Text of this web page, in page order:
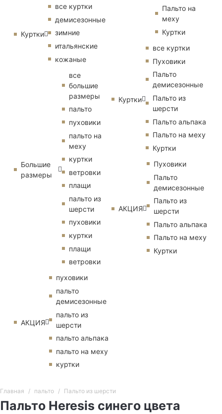
Куртки
все куртки
демисезонные
зимние
итальянские
кожаные
Большие
размеры
все
большие
размеры
пальто
пуховики
пальто на
меху
куртки
ветровки
плащи
пальто из
шерсти
пуховики
куртки
плащи
ветровки
АКЦИЯ
пуховики
пальто
демисезонные
пальто из
шерсти
пальто альпака
пальто на меху
куртки
Пальто на
меху
Куртки
Куртки
все куртки
Пуховики
Пальто
демисезонные
Пальто из
шерсти
Пальто альпака
Пальто на меху
Куртки
АКЦИЯ
Пуховики
Пальто
демисезонные
Пальто из
шерсти
Пальто альпака
Пальто на меху
Куртки
Главная пальто Пальто из шерсти
Пальто Heresis синего цвета